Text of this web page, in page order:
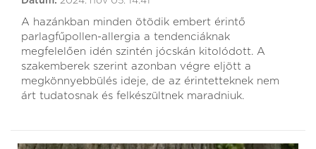
A hazánkban minden ötödik embert érintő
parlagfűpollen-allergia a tendenciáknak
megfelelően idén szintén jócskán kitolódott. A
szakemberek szerint azonban végre eljött a
megkönnyebbülés ideje, de az érintetteknek nem
árt tudatosnak és felkészültnek maradniuk.